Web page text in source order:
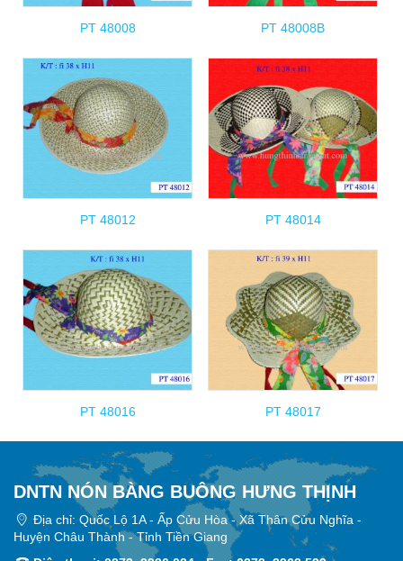
PT 48008 PT 48008B
PT 48012 PT 48014
PT 48016 PT 48017
DNTN NÓN BÀNG BUÔNG HƯNG THỊNH
Địa chỉ: Quốc Lộ 1A - Ấp Cửu Hòa - Xã Thân Cửu Nghĩa -
Huyện Châu Thành - Tỉnh Tiền Giang